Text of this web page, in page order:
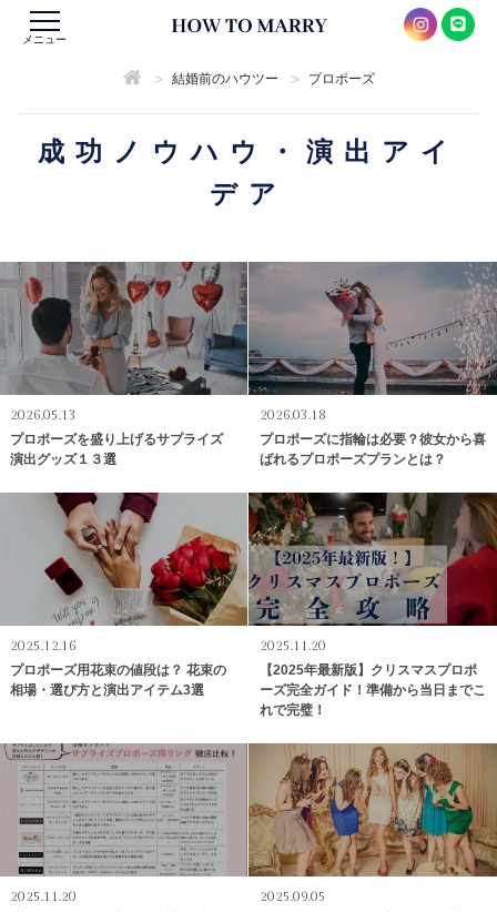
メニュー
> 結婚前のハウツー > プロポーズ
成功ノウハウ・演出アイ
デア
2026.05.13
プロポーズを盛り上げるサプライズ
演出グッズ１３選
2026.03.18
プロポーズに指輪は必要？彼女から喜
ばれるプロポーズプランとは？
2025.12.16
プロポーズ用花束の値段は？ 花束の
相場・選び方と演出アイテム3選
2025.11.20
【2025年最新版】クリスマスプロポ
ーズ完全ガイド！準備から当日までこ
れで完璧！
2025.11.20
2025.09.05